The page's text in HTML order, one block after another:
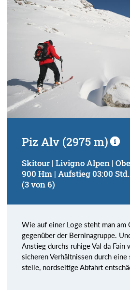
Piz Alv (2975 m)
Skitour | Livigno Alpen |
900 Hm | Aufstieg 03:00
(3 von 6)
Wie auf einer Loge steht man am
gegenüber der Berninagruppe.
Anstieg durchs ruhige Val da Fain
sicheren Verhältnissen durch
steile, nordseitige Abfahrt